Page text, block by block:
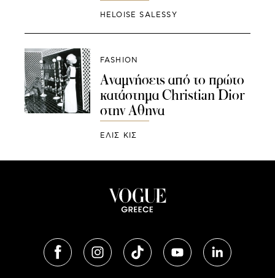
HELOISE SALESSY
FASHION
Αναμνήσεις από το πρώτο
κατάστημα Christian Dior
στην Αθηνα
ΕΛΙΣ ΚΙΣ